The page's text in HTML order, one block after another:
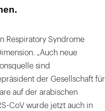
Respiratory Syndrome
„Auch neue
sind
der Gesellschaft für
auf der arabischen
CoV wurde jetzt auch in